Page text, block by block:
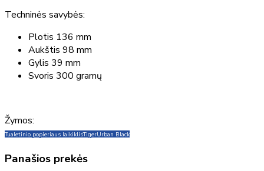
Techninės savybės:
Plotis 136 mm
Aukštis 98 mm
Gylis 39 mm
Svoris 300 gramų
Žymos:
Tualetinio popieriaus laikiklisTigerUrban Black
Panašios prekės